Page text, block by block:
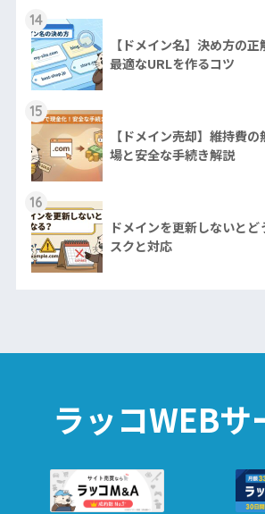
14
【ドメイン名】決め方の
最適なURLを作るコツ
15
【ドメイン売却】維持費
場と安全な手続き解説
16
ドメインを更新しないとど
スクと対応
ラッコWEBサ